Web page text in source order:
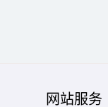
网站服务